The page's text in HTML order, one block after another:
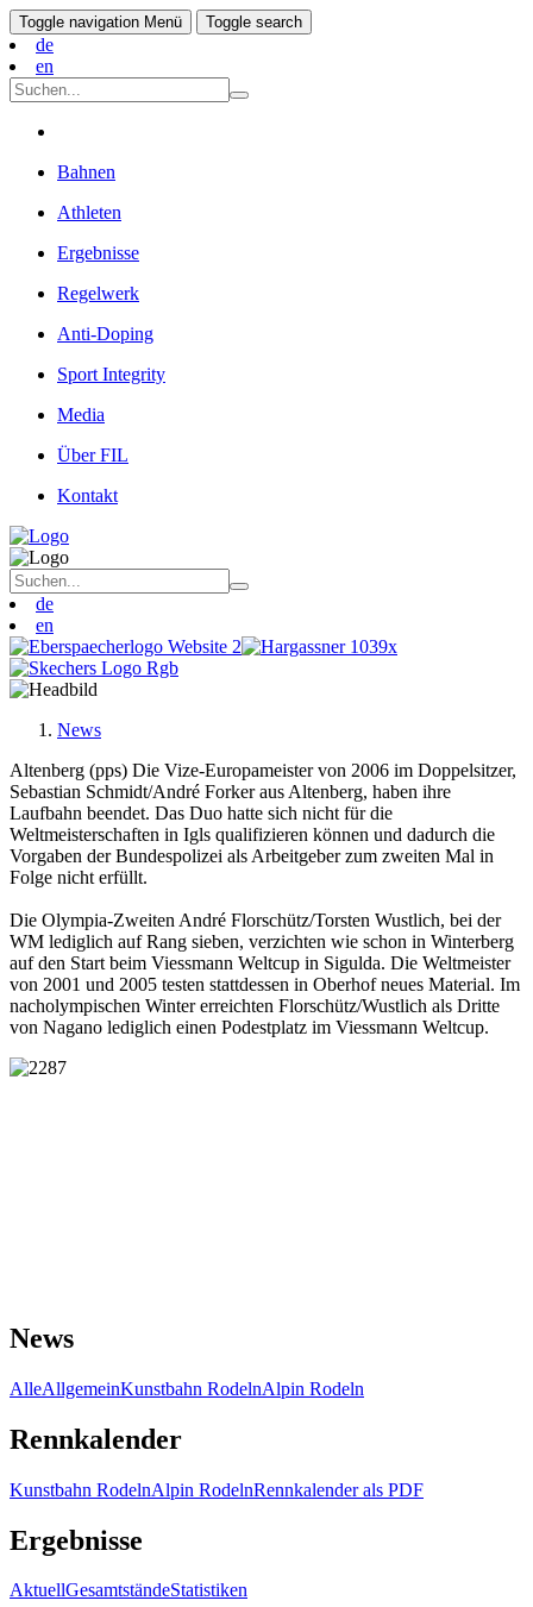
Toggle navigation Menü Toggle search
de
en
Bahnen
Athleten
Ergebnisse
Regelwerk
Anti-Doping
Sport Integrity
Media
Über FIL
Kontakt
de
en
News
Altenberg (pps) Die Vize-Europameister von 2006 im Doppelsitzer,
Sebastian Schmidt/André Forker aus Altenberg, haben ihre
Laufbahn beendet. Das Duo hatte sich nicht für die
Weltmeisterschaften in Igls qualifizieren können und dadurch die
Vorgaben der Bundespolizei als Arbeitgeber zum zweiten Mal in
Folge nicht erfüllt.
Die Olympia-Zweiten André Florschütz/Torsten Wustlich, bei der
WM lediglich auf Rang sieben, verzichten wie schon in Winterberg
auf den Start beim Viessmann Weltcup in Sigulda. Die Weltmeister
von 2001 und 2005 testen stattdessen in Oberhof neues Material. Im
nacholympischen Winter erreichten Florschütz/Wustlich als Dritte
von Nagano lediglich einen Podestplatz im Viessmann Weltcup.
News
AlleAllgemeinKunstbahn RodelnAlpin Rodeln
Rennkalender
Kunstbahn RodelnAlpin RodelnRennkalender als PDF
Ergebnisse
AktuellGesamtständeStatistiken